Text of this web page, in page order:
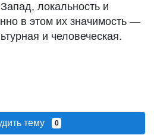
локальность и
в этом их значимость —
и человеческая.
тему 0